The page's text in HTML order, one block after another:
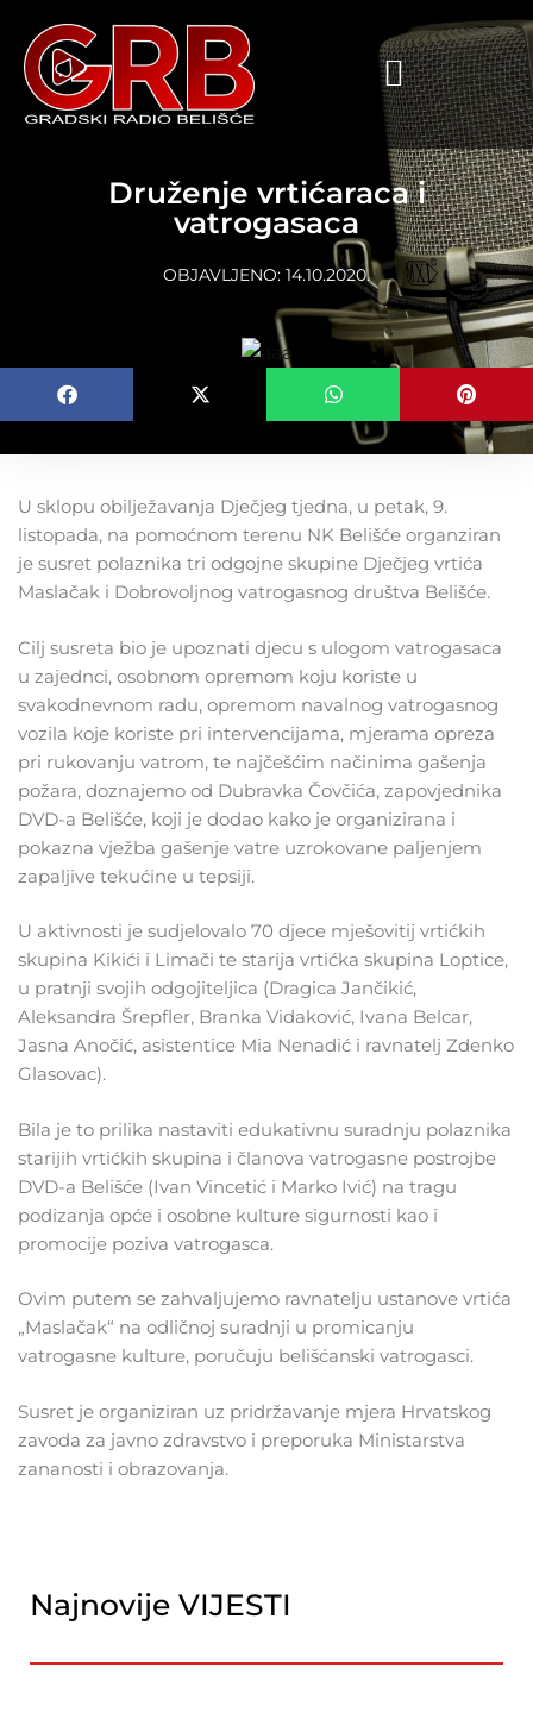
Druženje vrtićaraca i
vatrogasaca
OBJAVLJENO: 14.10.2020.
U sklopu obilježavanja Dječjeg tjedna, u petak, 9.
listopada, na pomoćnom terenu NK Belišće organziran
je susret polaznika tri odgojne skupine Dječjeg vrtića
Maslačak i Dobrovoljnog vatrogasnog društva Belišće.
Cilj susreta bio je upoznati djecu s ulogom vatrogasaca
u zajednci, osobnom opremom koju koriste u
svakodnevnom radu, opremom navalnog vatrogasnog
vozila koje koriste pri intervencijama, mjerama opreza
pri rukovanju vatrom, te najčešćim načinima gašenja
požara, doznajemo od Dubravka Čovčića, zapovjednika
DVD-a Belišće, koji je dodao kako je organizirana i
pokazna vježba gašenje vatre uzrokovane paljenjem
zapaljive tekućine u tepsiji.
U aktivnosti je sudjelovalo 70 djece mješovitij vrtićkih
skupina Kikići i Limači te starija vrtićka skupina Loptice,
u pratnji svojih odgojiteljica (Dragica Jančikić,
Aleksandra Šrepfler, Branka Vidaković, Ivana Belcar,
Jasna Anočić, asistentice Mia Nenadić i ravnatelj Zdenko
Glasovac).
Bila je to prilika nastaviti edukativnu suradnju polaznika
starijih vrtićkih skupina i članova vatrogasne postrojbe
DVD-a Belišće (Ivan Vincetić i Marko Ivić) na tragu
podizanja opće i osobne kulture sigurnosti kao i
promocije poziva vatrogasca.
Ovim putem se zahvaljujemo ravnatelju ustanove vrtića
„Maslačak“ na odličnoj suradnji u promicanju
vatrogasne kulture, poručuju belišćanski vatrogasci.
Susret je organiziran uz pridržavanje mjera Hrvatskog
zavoda za javno zdravstvo i preporuka Ministarstva
zananosti i obrazovanja.
Najnovije VIJESTI